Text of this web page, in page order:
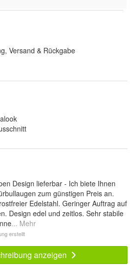
Versand & Rückgabe
Design lieferbar - Ich biete Ihnen
zum günstigen Preis an.
Edelstahl. Geringer Auftrag auf
Design edel und zeitlos. Sehr stabile
... Mehr
erstellt
anzeigen